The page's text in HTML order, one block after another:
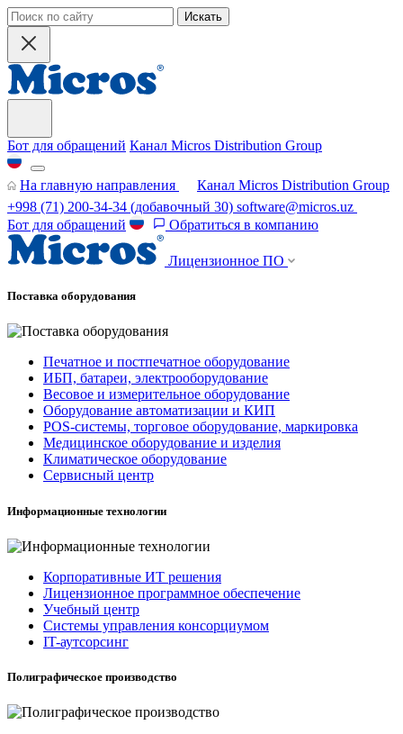
Искать
Бот для обращений Канал Micros Distribution Group
На главную направления
Канал Micros Distribution Group
+998 (71) 200-34-34 (добавочный 30) software@micros.uz
Бот для обращений
Обратиться в компанию
Лицензионное ПО
Поставка оборудования
Печатное и постпечатное оборудование
ИБП, батареи, электрооборудование
Весовое и измерительное оборудование
Оборудование автоматизации и КИП
POS-системы, торговое оборудование, маркировка
Медицинское оборудование и изделия
Климатическое оборудование
Сервисный центр
Информационные технологии
Корпоративные ИТ решения
Лицензионное программное обеспечение
Учебный центр
Системы управления консорциумом
IT-аутсорсинг
Полиграфическое производство